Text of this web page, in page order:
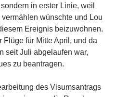
in erster Linie, weil
wünschte und Lou
Ereignis beizuwohnen.
für Mitte April, und da
seit Juli abgelaufen war,
zu beantragen.
des Visumsantrags